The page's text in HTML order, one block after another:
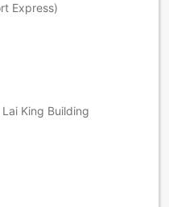
Express)
King Building